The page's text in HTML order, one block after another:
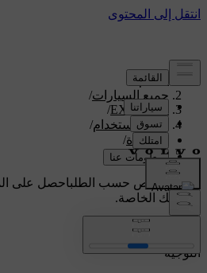
الدعم/
جميع السيارات/
EX90 2026
/
دليل الاستخدام/
القيادة/
التوجيه
دعم مخصص حسب الطلباحصل على
بسيارتك الخاصة.
تسجيل الدخول
التوجيه